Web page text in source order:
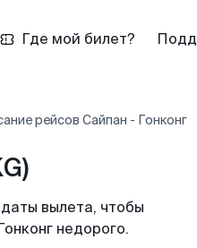
Где мой билет?
рейсов Сайпан - Гонконг
вылета, чтобы
недорого.